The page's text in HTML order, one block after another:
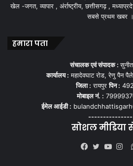
खेल -जगत, व्यापार , अंर्राष्ट्रीय, छत्तीसगढ़ ,
सबसे प्रथम खबर ।
हमारा पता
संचालक एवं संपादक :
कार्यालय : महादेवघाट रोड, रेणु पैन
जिला : रायपुरपिन :
मोबाइल नं. :
ईमेल आईडी :
---------------
सोशल मीडिया